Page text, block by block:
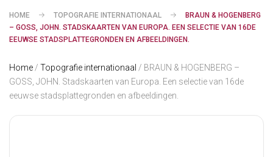
HOME TOPOGRAFIE INTERNATIONAAL
BRAUN & HOGENBERG
– GOSS, JOHN. STADSKAARTEN VAN EUROPA. EEN SELECTIE VAN 16DE
EEUWSE STADSPLATTEGRONDEN EN AFBEELDINGEN.
Home / Topografie internationaal / BRAUN & HOGENBERG –
GOSS, JOHN. Stadskaarten van Europa. Een selectie van 16de
eeuwse stadsplattegronden en afbeeldingen.